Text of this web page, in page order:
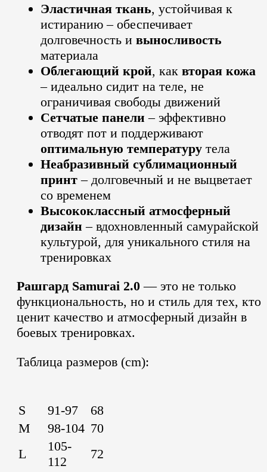
Эластичная ткань, устойчивая к
истиранию – обеспечивает
долговечность и выносливость
материала
Облегающий крой, как вторая кожа
– идеально сидит на теле, не
ограничивая свободы движений
Сетчатые панели – эффективно
отводят пот и поддерживают
оптимальную температуру тела
Неабразивный сублимационный
принт – долговечный и не выцветает
со временем
Высококлассный атмосферный
дизайн – вдохновленный самурайской
культурой, для уникального стиля на
тренировках
Рашгард Samurai 2.0 — это не только
функциональность, но и стиль для тех, кто
ценит качество и атмосферный дизайн в
боевых тренировках.
Таблица размеров (cm):
S 91-97
68
M
98-104 70
L
105-
112
72